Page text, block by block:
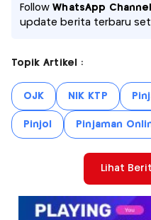
FollowWhatsApp
update berita terbaru
Topik Artikel :
OJK NIK KTP
Pinjol Pinjaman
Lihat